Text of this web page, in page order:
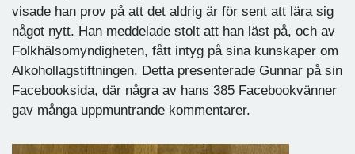
visade han prov på att det aldrig är för sent att lära sig
något nytt. Han meddelade stolt att han läst på, och av
Folkhälsomyndigheten, fått intyg på sina kunskaper om
Alkohollagstiftningen. Detta presenterade Gunnar på sin
Facebooksida, där några av hans 385 Facebookvänner
gav många uppmuntrande kommentarer.